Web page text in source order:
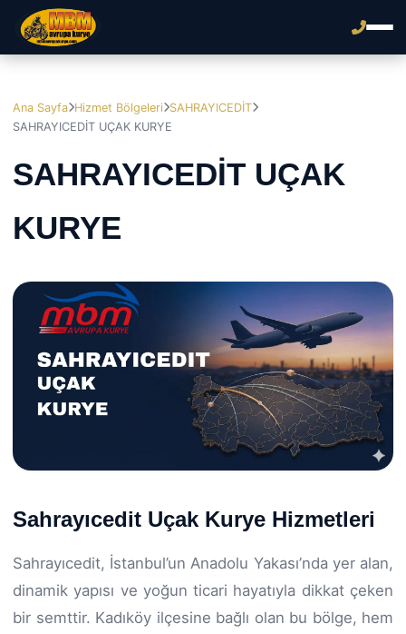
Ana Sayfa Hizmet Bölgeleri SAHRAYICEDİT
SAHRAYICEDİT UÇAK KURYE
SAHRAYICEDİT UÇAK
KURYE
Sahrayıcedit Uçak Kurye Hizmetleri
Sahrayıcedit, İstanbul’un Anadolu Yakası’nda yer alan,
dinamik yapısı ve yoğun ticari hayatıyla dikkat çeken
bir semttir. Kadıköy ilçesine bağlı olan bu bölge, hem